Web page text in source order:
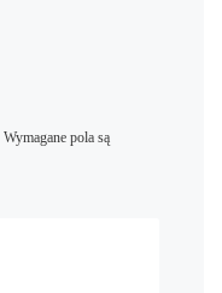
Wymagane pola są